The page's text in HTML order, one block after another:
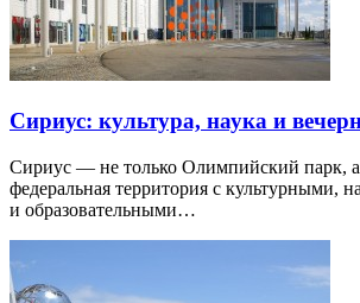
Сириус: культура, наука и
Сириус — не только Олимпийский парк,
федеральная территория с культурными,
и образовательными…